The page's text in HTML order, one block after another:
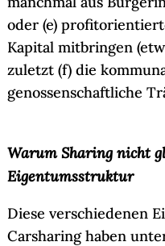
oder (e)
Kapital mitbringen
zuletzt (f) die
genossenschaftliche
Warum Sharing nicht
Eigentumsstruktur
Diese verschiedenen
Carsharing haben